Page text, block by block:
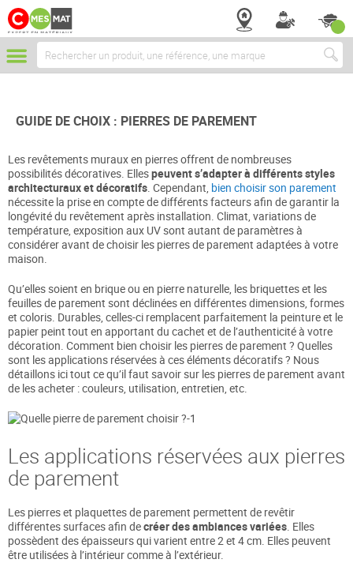
Chercher
GUIDE DE CHOIX : PIERRES DE PAREMENT
Les revêtements muraux en pierres offrent de nombreuses
possibilités décoratives. Ellespeuvent s’adapter à différents styles
architecturaux et décoratifs . Cependant, bien choisir son parement
nécessite la prise en compte de différents facteurs afin de garantir la
longévité du revêtement après installation. Climat, variations de
température, exposition aux UV sont autant de paramètres à
considérer avant de choisir les pierres de parement adaptées à votre
maison.
Qu’elles soient en brique ou en pierre naturelle, les briquettes et les
feuilles de parement sont déclinées en différentes dimensions, formes
et coloris. Durables, celles-ci remplacent parfaitement la peinture et le
papier peint tout en apportant du cachet et de l’authenticité à votre
décoration. Comment bien choisir les pierres de parement ? Quelles
sont les applications réservées à ces éléments décoratifs ? Nous
détaillons ici tout ce qu’il faut savoir sur les pierres de parement avant
de les acheter : couleurs, utilisation, entretien, etc.
Les applications réservées aux pierres
de parement
Les pierres et plaquettes de parement permettent de revêtir
différentes surfaces afin decréer des ambiances variées . Elles
possèdent des épaisseurs qui varient entre 2 et 4 cm. Elles peuvent
être utilisées à l’intérieur comme à l’extérieur.